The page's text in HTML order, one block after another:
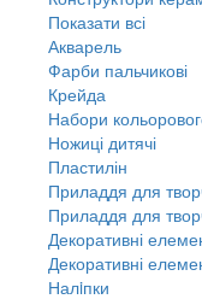
Показати всі
Акварель
Фарби пальчикові
Крейда
Набори
Ножиці дитячі
Пластилін
Приладдя для
Приладдя для
Декоративні
Декоративні
Налiпки